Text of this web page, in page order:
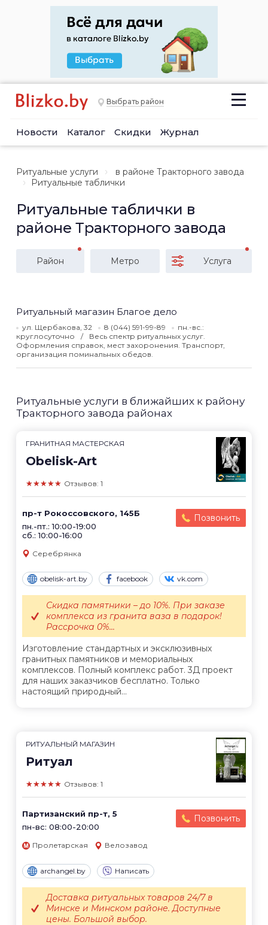
Выбрать район
Новости Каталог Скидки Журнал
Ритуальные услуги
в районе Тракторного завода
Ритуальные таблички
Ритуальные таблички в
районе Тракторного завода
Район Метро Услуга
Ритуальный магазин Благое дело
ул. Щербакова, 32 8 (044) 591-99-89
пн.-вс.:
круглосуточно
Весь спектр ритуальных услуг.
Оформления справок, мест захоронения. Транспорт,
организация поминальных обедов.
Ритуальные услуги в ближайших к району
Тракторного завода районах
ГРАНИТНАЯ МАСТЕРСКАЯ
Obelisk-Art
★★★★★ Отзывов: 1
пр-т Рокоссовского, 145Б
пн.-пт.: 10:00-19:00
сб.: 10:00-16:00
Позвонить
Серебрянка
obelisk-art.by facebook vk.com
Изготовление стандартных и эксклюзивных
гранитных памятников и мемориальных
комплексов. Полный комплекс работ. 3Д проект
для наших заказчиков бесплатно. Только
настоящий природный...
Скидка памятники – до 10%. При заказе
комплекса из гранита ваза в подарок!
Рассрочка 0%...
РИТУАЛЬНЫЙ МАГАЗИН
Ритуал
★★★★★ Отзывов: 1
Партизанский пр-т, 5
пн-вс: 08:00-20:00
Позвонить
Пролетарская Велозавод
archangel.by Написать
Доставка ритуальных товаров 24/7 в
Минске и Минском районе. Доступные
цены. Большой выбор.